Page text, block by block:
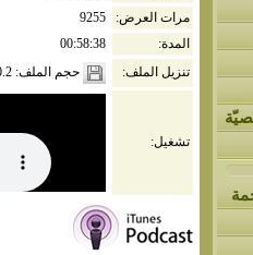
مرات العرض:
9255
المدة:
00:58:38
تنزيل الملف:
حجم الملف: 40.2 ك.ب
تشغيل: